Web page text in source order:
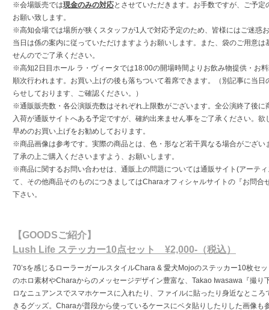
※会場販売では現金のみの対応とさせていただきます。お手数ですが、ご予定
お願い致します。
※高知会場では場所が狭くスタッフが1人で対応予定のため、皆様にはご迷惑
当日は係の案内に従っていただけますようお願いします。また、袋のご用意は
せんのでご了承ください。
※高知2日目ホール ラ・ヴィータでは18:00の開場時間よりお飲み物提供・お
順次行われます。お買い上げの後も落ちついて着席できます。（別記事に当日
らせしております、ご確認ください。）
※通販販売数・各公演販売数はそれぞれ上限数がございます。全公演終了後に
入荷が通販サイトへある予定ですが、確約出来ません事をご了承ください。欲
早めのお買い上げをお勧めしております。
※商品画像は参考です。実際の商品とは、色・形など若干異なる場合がござい
了承の上ご購入くださいますよう、お願いします。
※商品に関するお問い合わせは、通販上の問題については通販サイト(アーティ
て、その他商品そのものにつきましてはCharaオフィシャルサイトの『お問合
下さい。
【GOODSご紹介】
Lush Life ステッカー10点セット ¥2,000-（税込）
70’sを感じるローラーガールスタイルChara & 愛犬Mojoのステッカー10枚セッ
のホロ素材やCharaからのメッセージデザイン豊富な、Takao Iwasawa『撮り
ロなニュアンスでスマホケースに入れたり、ファイルに貼ったり身近なところ
きるグッズ。Charaが普段から使っているケースにベタ貼りしたりした画像も